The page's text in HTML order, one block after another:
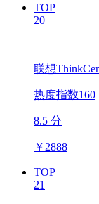
TOP
20
联想
热度指数160
8.5 分
￥ 2888
TOP
21